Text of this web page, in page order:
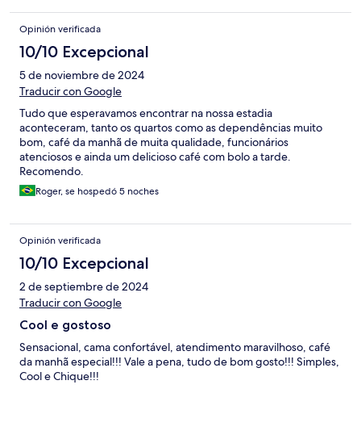
Opinión verificada
10/10 Excepcional
5 de noviembre de 2024
Traducir con Google
Tudo que esperavamos encontrar na nossa estadia
aconteceram, tanto os quartos como as dependências muito
bom, café da manhã de muita qualidade, funcionários
atenciosos e ainda um delicioso café com bolo a tarde.
Recomendo.
Roger, se hospedó 5 noches
Opinión verificada
10/10 Excepcional
2 de septiembre de 2024
Traducir con Google
Cool e gostoso
Sensacional, cama confortável, atendimento maravilhoso, café
da manhã especial!!! Vale a pena, tudo de bom gosto!!! Simples,
Cool e Chique!!!